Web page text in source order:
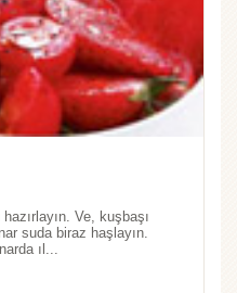
Ve, kuşbaşı
suda biraz haşlayın.
ıl...